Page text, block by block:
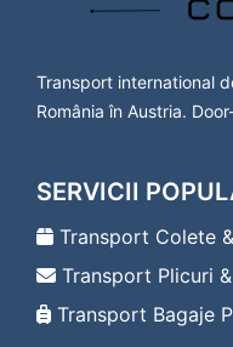
Transport
Transport
Transport
Transport
Transport
Transport
Zissersdorf
Transport
Transport
Transport international
România în Austria.
SERVICII
Transport Colete
Transport Plicuri
Transport Bagaje